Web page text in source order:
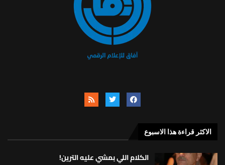
الاكثر قراءة هذا الاسبوع
الكلام اللي بمشي عليه الترين!